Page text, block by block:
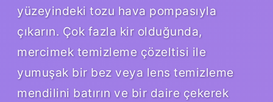
yüzeyindeki tozu hava pompasıyla
çıkarın. Çok fazla kir olduğunda,
mercimek temizleme çözeltisi ile
yumuşak bir bez veya lens temizleme
mendilini batırın ve bir daire çekerek